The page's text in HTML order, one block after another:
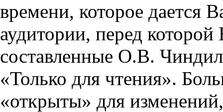
времени, которое дается
аудитории, перед
составленные О.В.
«Только для чтения».
«открыты» для